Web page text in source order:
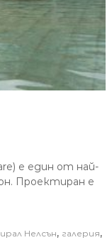
е един от най-
Проектиран е
Нелсън, галерия,